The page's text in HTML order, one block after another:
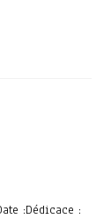
:Dédicace :